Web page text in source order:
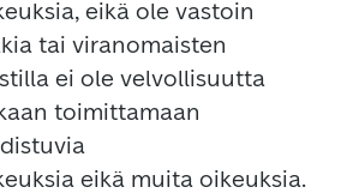
eikä ole vastoin
tai viranomaisten
ei ole velvollisuutta
toimittamaan
eikä muita oikeuksia.